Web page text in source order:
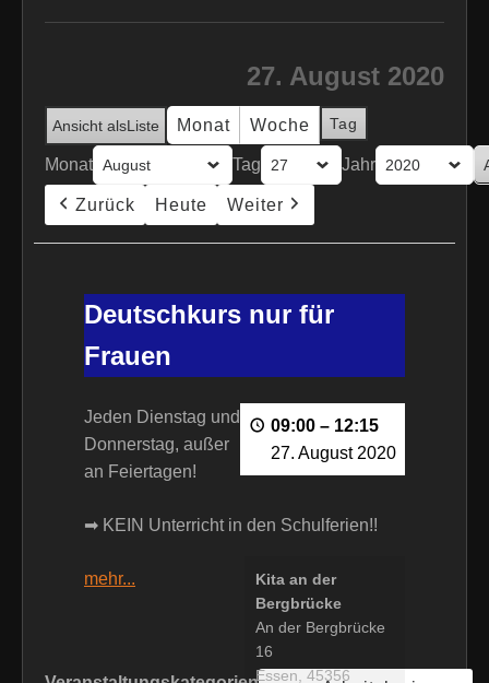
27. August 2020
Ansicht alsListe Monat Woche Tag
Monat Tag Jahr
Zurück Heute Weiter
Frauen
Deutschkurs nur für
Frauen
09:00 – 12:15
27. August 2020
Jeden Dienstag und
Donnerstag, außer
an Feiertagen!
➡ KEIN Unterricht in den Schulferien!!
Kita an der
Bergbrücke
An der Bergbrücke
16
Essen,45356
mehr...